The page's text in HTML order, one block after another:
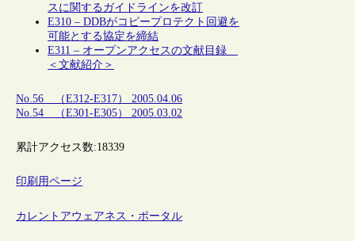
スに関するガイドラインを改訂
E310 – DDBがコピープロテクト回避を
可能とする協定を締結
E311 – オープンアクセスの文献目録
＜文献紹介＞
No.56 （E312-E317） 2005.04.06
No.54 （E301-E305） 2005.03.02
累計アクセス数:18339
印刷用ページ
カレントアウェアネス・ポータル